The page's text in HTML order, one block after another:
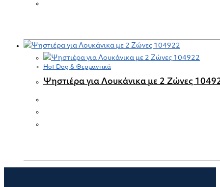
Hot Dog & Θερμαντικά
Ψηστιέρα για Λουκάνικα με 2 Ζώνες